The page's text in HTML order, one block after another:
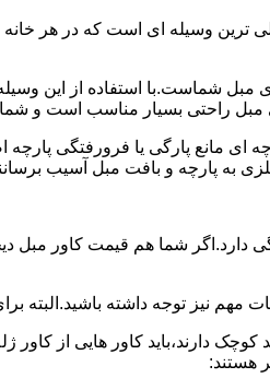
ترین وسیله ای است که در هر
مبل شماست.با استفاده از این
مبل راحتی بسیار مناسب است و
ای مانع پارگی یا
به پارچه و بافت مبل آسیب
شما هم قیمت کاور مبل
نیز توجه داشته باشید.البته
دارند،باید کاور هایی از
هستند: